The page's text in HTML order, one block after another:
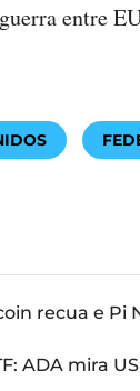
entre
recua e Pi
ADA mira